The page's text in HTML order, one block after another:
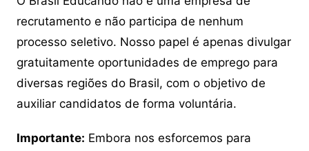
recrutamento e não participa de nenhum
processo seletivo. Nosso papel é apenas divulgar
gratuitamente oportunidades de emprego para
diversas regiões do Brasil, com o objetivo de
auxiliar candidatos de forma voluntária.
Importante: Embora nos esforcemos para